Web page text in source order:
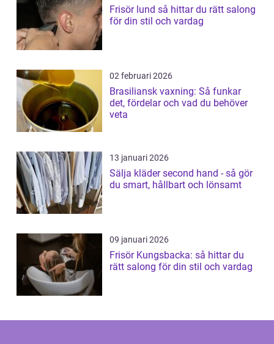
Frisör lund så hittar du rätt salong
för din stil och vardag
02 februari 2026
Brasiliansk vaxning: Så funkar
det, fördelar och vad du behöver
veta
13 januari 2026
Sälja kläder second hand - så gör
du smart, hållbart och lönsamt
09 januari 2026
Frisör Kungsbacka: så hittar du
rätt salong för din stil och vardag